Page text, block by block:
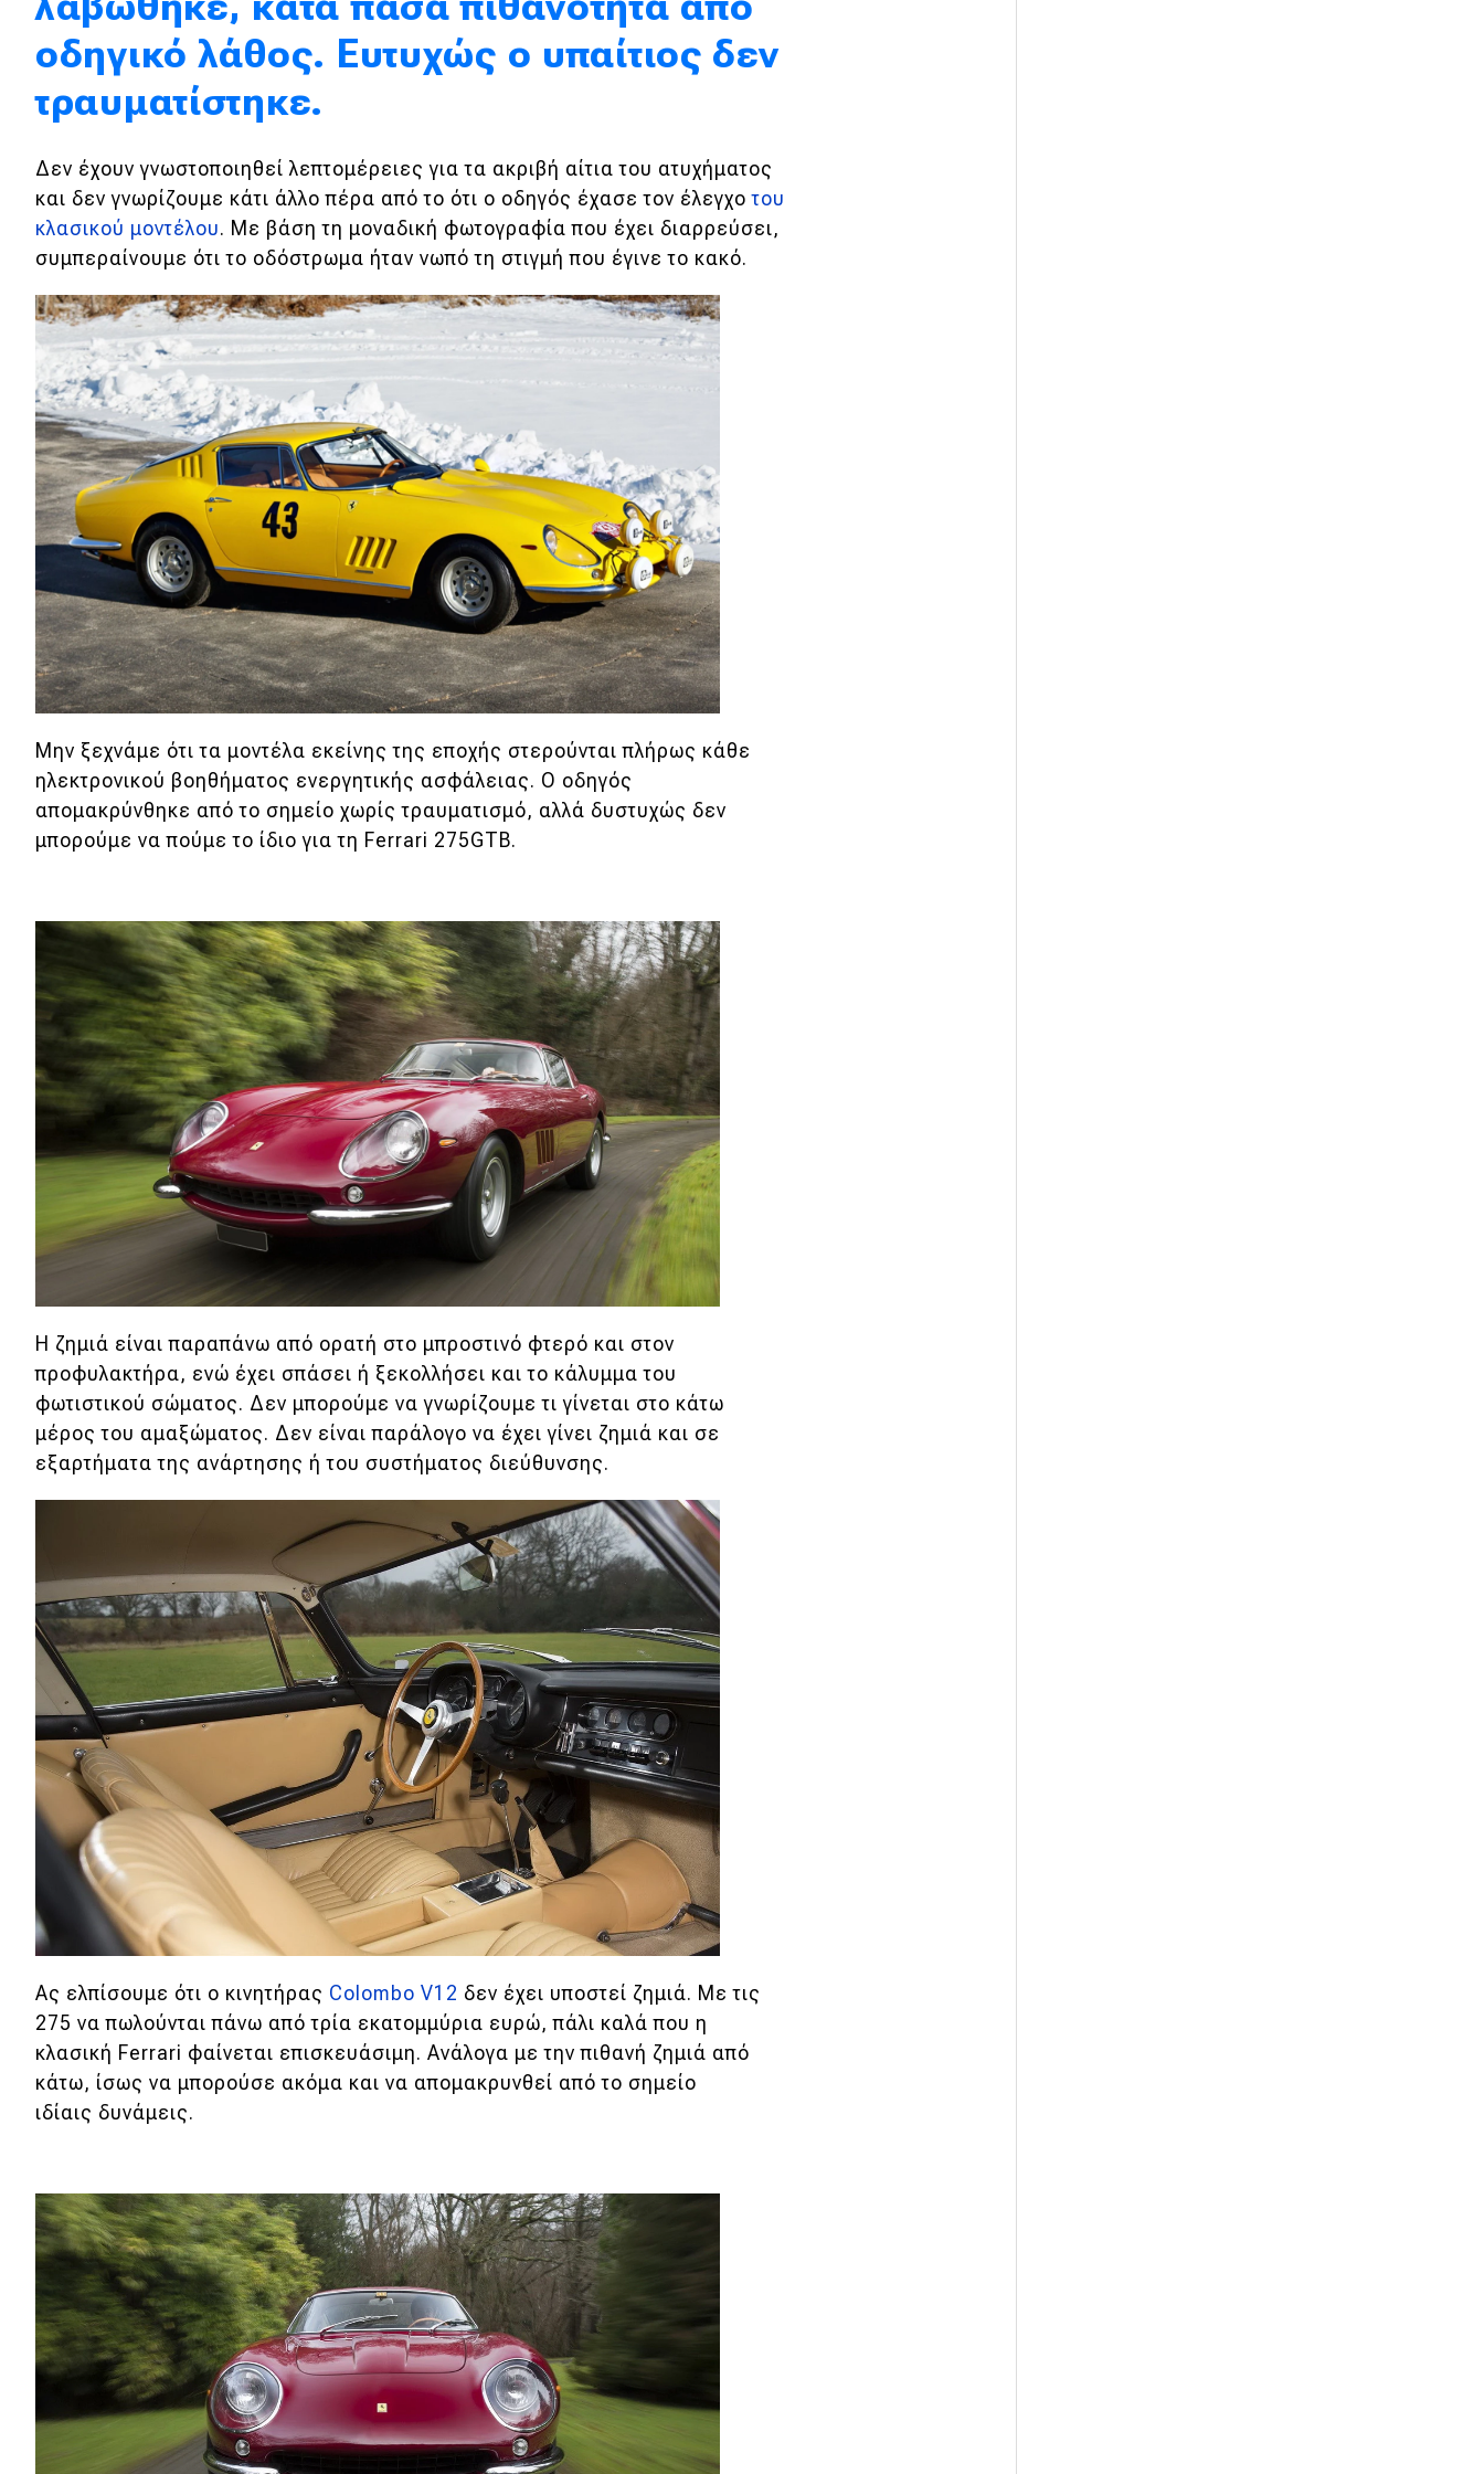
Κόσμος
Τεχνολογία
Ασφάλεια
Αγορά
Απόψεις
Δοκιμή
Αποστολή
Συγκρίνουμε
Αγώνες
Formula 1
WRC
Motorsport
Eco
Νέα
Τεχνολογία
Mobility
Classic
Νέα
Παρουσιάσεις
DRIVE Away
MOTO
Οδηγός αγοράς
Συμβουλές
Χρηστικά
Οδική βοήθεια
eDRIVE
DRIVE USED
οδηγικό λάθος. Ευτυχώς ο υπαίτιος δεν
τραυματίστηκε.
Δεν έχουν γνωστοποιηθεί λεπτομέρειες για τα ακριβή αίτια του ατυχήματος
και δεν γνωρίζουμε κάτι άλλο πέρα από το ότι ο οδηγός έχασε τον έλεγχοτου
κλασικού μοντέλου. Με βάση τη μοναδική φωτογραφία που έχει διαρρεύσει,
συμπεραίνουμε ότι το οδόστρωμα ήταν νωπό τη στιγμή που έγινε το κακό.
Μην ξεχνάμε ότι τα μοντέλα εκείνης της εποχής στερούνται πλήρως κάθε
ηλεκτρονικού βοηθήματος ενεργητικής ασφάλειας. Ο οδηγός
απομακρύνθηκε από το σημείο χωρίς τραυματισμό, αλλά δυστυχώς δεν
μπορούμε να πούμε το ίδιο για τη Ferrari 275GTB.
Η ζημιά είναι παραπάνω από ορατή στο μπροστινό φτερό και στον
προφυλακτήρα, ενώ έχει σπάσει ή ξεκολλήσει και το κάλυμμα του
φωτιστικού σώματος. Δεν μπορούμε να γνωρίζουμε τι γίνεται στο κάτω
μέρος του αμαξώματος. Δεν είναι παράλογο να έχει γίνει ζημιά και σε
εξαρτήματα της ανάρτησης ή του συστήματος διεύθυνσης.
Ας ελπίσουμε ότι ο κινητήρας Colombo V12 δεν έχει υποστεί ζημιά. Με τις
275 να πωλούνται πάνω από τρία εκατομμύρια ευρώ, πάλι καλά που η
κλασική Ferrari φαίνεται επισκευάσιμη. Ανάλογα με την πιθανή ζημιά από
κάτω, ίσως να μπορούσε ακόμα και να απομακρυνθεί από το σημείο
ιδίαις δυνάμεις.